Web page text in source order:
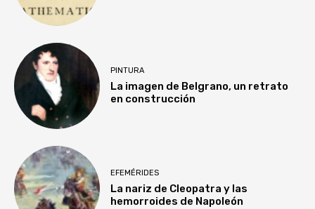
PINTURA
La imagen de Belgrano, un retrato
en construcción
EFEMÉRIDES
La nariz de Cleopatra y las
hemorroides de Napoleón